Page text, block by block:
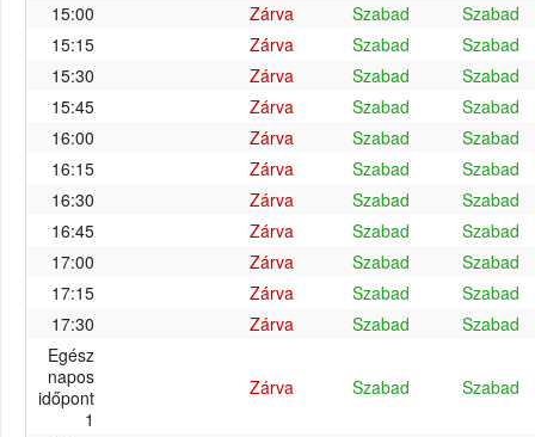
15:00
Zárva Szabad
Szabad
15:15
Zárva Szabad
Szabad
15:30
Zárva Szabad
Szabad
15:45
Zárva Szabad
Szabad
16:00
Zárva Szabad
Szabad
16:15
Zárva Szabad
Szabad
16:30
Zárva Szabad
Szabad
16:45
Zárva Szabad
Szabad
17:00
Zárva Szabad
Szabad
17:15
Zárva Szabad
Szabad
17:30
Zárva Szabad
Szabad
Egész
napos
időpont
1
Zárva Szabad Szabad